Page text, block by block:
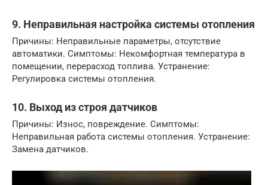
9. Неправильная настройка системы отопления
Причины: Неправильные параметры, отсутствие
автоматики. Симптомы: Некомфортная температура в
помещении, перерасход топлива. Устранение:
Регулировка системы отопления.
10. Выход из строя датчиков
Причины: Износ, повреждение. Симптомы:
Неправильная работа системы отопления. Устранение:
Замена датчиков.